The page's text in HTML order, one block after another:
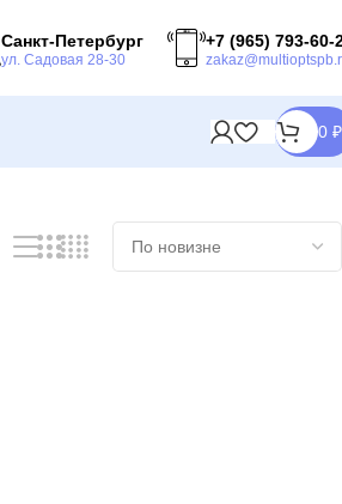
Санкт-Петербург
ул. Садовая 28-30
+7 (965) 793-60-
0 ₽